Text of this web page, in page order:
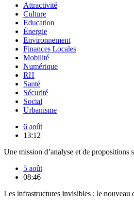
Attractivité
Culture
Education
Énergie
Environnement
Finances Locales
Mobilité
Numérique
RH
Santé
Sécurité
Social
Urbanisme
6 août
13:12
Une mission d’analyse et de propositions
5 août
08:46
Les infrastructures invisibles : le nouveau